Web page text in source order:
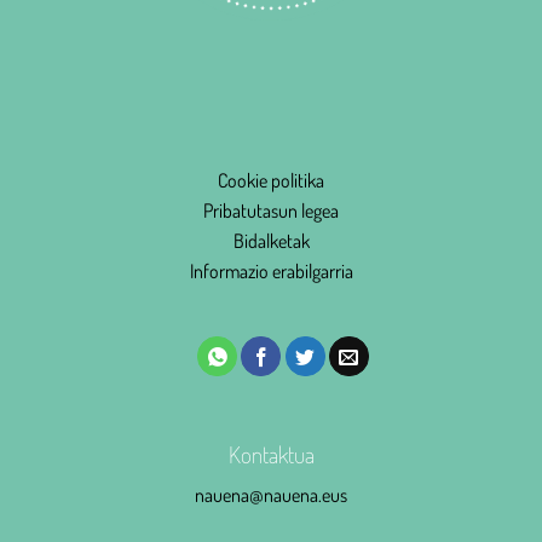
Cookie politika
Pribatutasun legea
Bidalketak
Informazio erabilgarria
Kontaktua
nauena@nauena.eus